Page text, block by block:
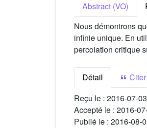
Abstract (VO)
Nous démontrons
infinie unique. En
percolation critique
Détail
Reçu le : 2016-07-03
Accepté le : 2016-
Publié le : 2016-08-